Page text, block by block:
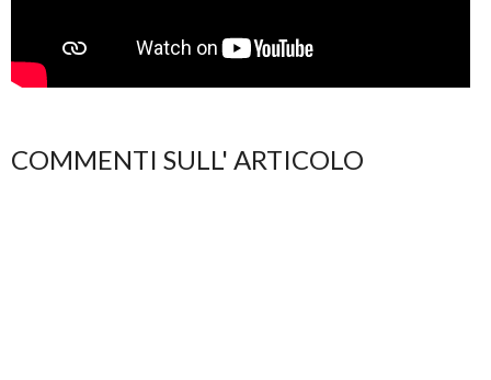
COMMENTI SULL' ARTICOLO